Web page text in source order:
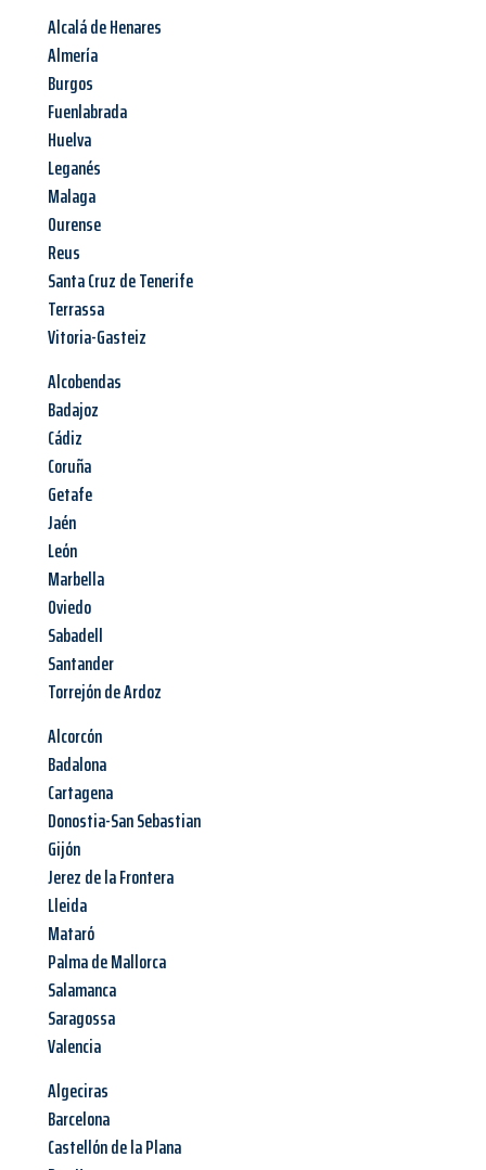
Alcalá de Henares
Almería
Burgos
Fuenlabrada
Huelva
Leganés
Malaga
Ourense
Reus
Santa Cruz de Tenerife
Terrassa
Vitoria-Gasteiz
Alcobendas
Badajoz
Cádiz
Coruña
Getafe
Jaén
León
Marbella
Oviedo
Sabadell
Santander
Torrejón de Ardoz
Alcorcón
Badalona
Cartagena
Donostia-San Sebastian
Gijón
Jerez de la Frontera
Lleida
Mataró
Palma de Mallorca
Salamanca
Saragossa
Valencia
Algeciras
Barcelona
Castellón de la Plana